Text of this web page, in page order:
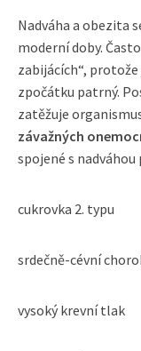
Nadváha a obezita
moderní doby.
zabijácích“,
zpočátku patrný.
zatěžuje
závažných
spojené s nadváhou
cukrovka 2. typu
srdečně-cévní
vysoký krevní tlak